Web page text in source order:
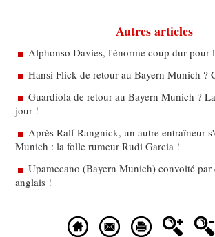
Autres articles
Alphonso Davies, l'énorme coup dur pour
Hansi Flick de retour au Bayern Munich ?
Guardiola de retour au Bayern Munich ?
jour !
Après Ralf Rangnick, un autre entraîneur
Munich : la folle rumeur Rudi Garcia !
Upamecano (Bayern Munich) convoité par
anglais !